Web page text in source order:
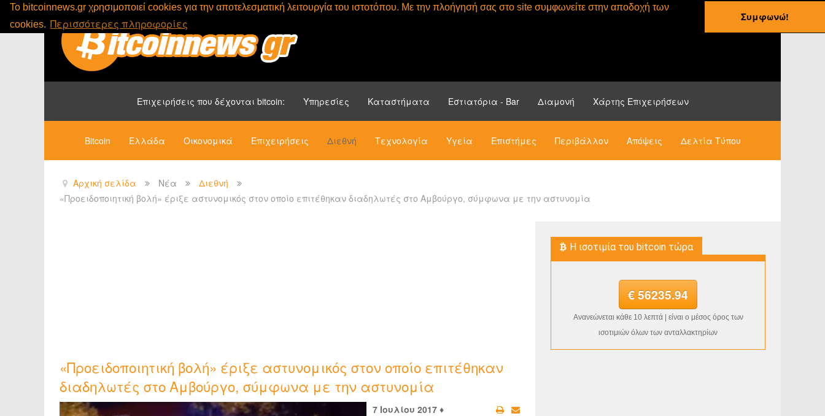
To bitcoinnews.gr χρησιμοποιεί cookies για την αποτελεσματική λειτουργία του ιστοτόπου. Με την πλοήγησή σας στο site συμφωνείτε στην αποδοχή των
cookies. Περισσότερες πληροφορίες Συμφωνώ!
Επιχειρήσεις που δέχονται bitcoin: Υπηρεσίες Καταστήματα Εστιατόρια - Bar Διαμονή Χάρτης Επιχειρήσεων
Bitcoin Ελλάδα Οικονομικά Επιχειρήσεις Διεθνή Τεχνολογία Υγεία Επιστήμες Περιβάλλον Απόψεις Δελτία Τύπου
Αρχική σελίδα Νέα
Διεθνή
«Προειδοποιητική βολή» έριξε αστυνομικός στον οποίο επιτέθηκαν διαδηλωτές στο Αμβούργο, σύμφωνα με την αστυνομία
«Προειδοποιητική βολή» έριξε αστυνομικός στον οποίο επιτέθηκαν
διαδηλωτές στο Αμβούργο, σύμφωνα με την αστυνομία
7 Ιουλίου 2017 ♦
H ισοτιμία του bitcoin τώρα
€ 56235.94
Ανανεώνεται κάθε 10 λεπτά | είναι ο μέσος όρος των
ισοτιμιών όλων των ανταλλακτηρίων